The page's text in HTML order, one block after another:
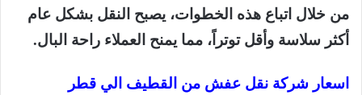
من خلال اتباع هذه الخطوات، يصبح النقل بشكل عام
أكثر سلاسة وأقل توتراً، مما يمنح العملاء راحة البال.
اسعار شركة نقل عفش من القطيف الي قطر